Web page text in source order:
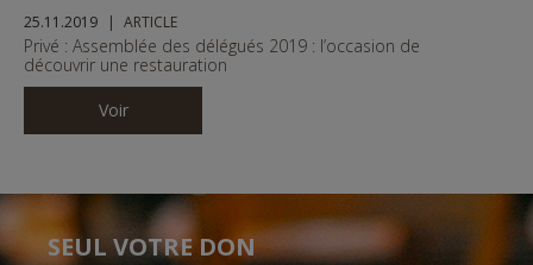
25.11.2019 ARTICLE
Privé : Assemblée des délégués 2019 : l’occasion de
découvrir une restauration
Voir
SEUL VOTRE DON